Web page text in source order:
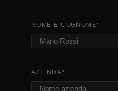
NOME E COGNOME*
AZIENDA*